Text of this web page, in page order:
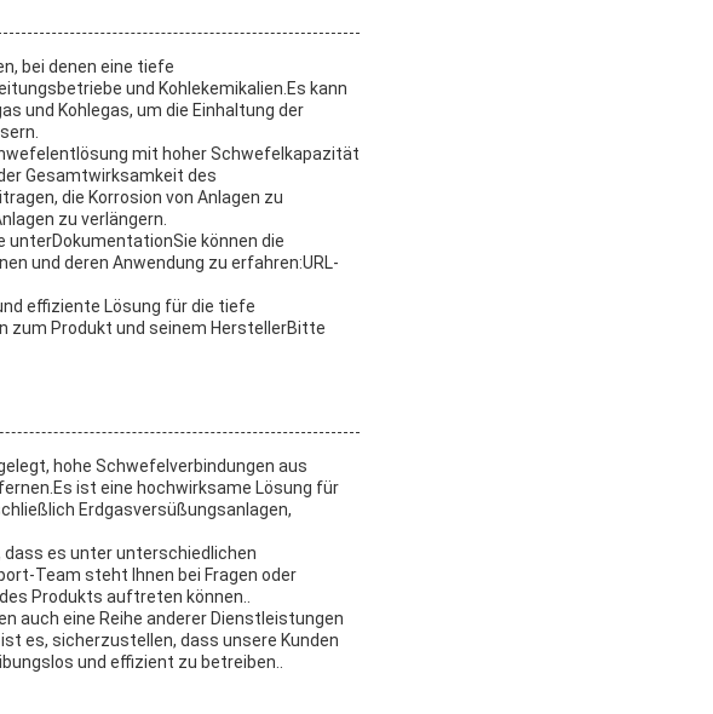
bei denen eine tiefe
und Kohlekemikalien.Es kann
und Kohlegas, um die Einhaltung der
mit hoher Schwefelkapazität
Gesamtwirksamkeit des
die Korrosion von Anlagen zu
zu verlängern.
unterDokumentationSie können die
und deren Anwendung zu erfahren:URL-
effiziente Lösung für die tiefe
zum Produkt und seinem HerstellerBitte
hohe Schwefelverbindungen aus
ist eine hochwirksame Lösung für
Erdgasversüßungsanlagen,
es unter unterschiedlichen
Team steht Ihnen bei Fragen oder
Produkts auftreten können..
auch eine Reihe anderer Dienstleistungen
es, sicherzustellen, dass unsere Kunden
und effizient zu betreiben..